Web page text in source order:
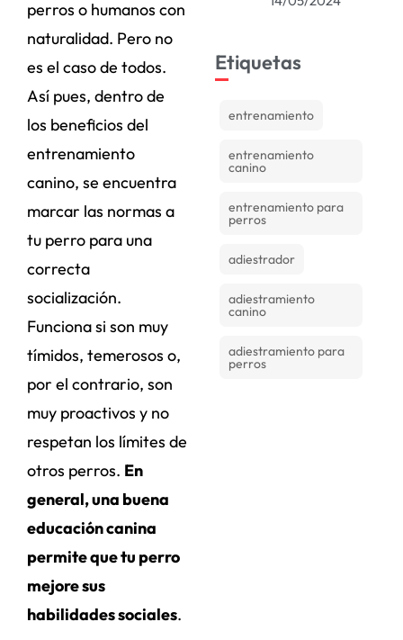
perros o humanos con
naturalidad. Pero no
es el caso de todos.
Así pues, dentro de
los beneficios del
entrenamiento
canino, se encuentra
marcar las normas a
tu perro para una
correcta
socialización.
Funciona si son muy
tímidos, temerosos o,
por el contrario, son
muy proactivos y no
respetan los límites de
otros perros. En
general, una buena
educación canina
permite que tu perro
mejore sus
habilidades sociales.
Etiquetas
entrenamiento
entrenamiento
canino
entrenamiento para
perros
adiestrador
adiestramiento
canino
adiestramiento para
perros